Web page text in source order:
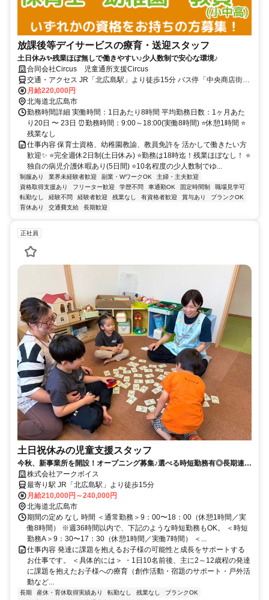
放課後等デイサービスの療育・送迎スタッフ
土日休み✨残業ほぼ無しで働きやすい♪少人数制で安心な環境♪
合同会社Circus 児童通所支援Circus
交通・アクセス JR「北広島駅」より徒歩15分 バス停「中央商店街」
より徒歩1分
月給220,000円
北海道北広島市
勤務時間詳細 実働時間：1日あたり8時間 平均勤務日数：1ヶ月あた
り20日 〜 23日 ⏰勤務時間：9:00～18:00(実働8時間) ⭐休憩1時間 ⭐
残業なし
仕事内容 保育士資格、幼稚園教諭、教員免許を 活かして働きたい方
歓迎✨ ⭐完全週休2日制(土日休み) ⭐勤務は18時迄！残業ほぼなし！ ⭐
独自の病児介護休暇あり(5日間) ⭐10名程度の少人数制でゆ...
制服あり 業界未経験者歓迎 副業・WワークOK
主婦・主夫歓迎
資格取得支援あり
フリーター歓迎 学歴不問 車通勤OK 固定時間制
職場見学可
転勤なし
経験不問 経験者歓迎 残業なし 有資格者歓迎 賞与あり
ブランクOK
育休あり
交通費支給 長期歓迎
正社員
土日祝休みの児童支援スタッフ
今秋、新事業所を開設！オープニング募集♪選べる時短勤務有◎長期連休
も有株式会社アークボイス
最寄り駅 JR「北広島駅」より徒歩15分
月給210,000円～240,000円
北海道北広島市
期間の定め なし 時間 ＜通常勤務＞9：00〜18：00（休憩1時間／実
働8時間） ※週36時間以内で、下記のような時短勤務もOK。 ＜時短
勤務A＞9：30〜17：30（休憩1時間／実働7時間） ＜...
仕事内容 発達に課題を抱えるお子様の可能性と成長をサポートする
お仕事です。 ＜具体的には＞ ・1日10名前後、主に2～12歳程の発達
に課題を抱えたお子様への療育（創作活動・宿題のサポート・戸外活
動など...
長期 産休・育休取得実績あり 転勤なし 残業なし
ブランクOK